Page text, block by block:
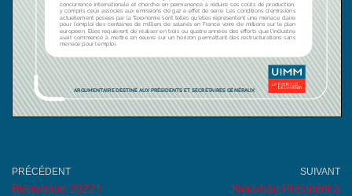
PRÉCÉDENT
Bienvenue 2022 !
SUIVANT
Nouveau Président à